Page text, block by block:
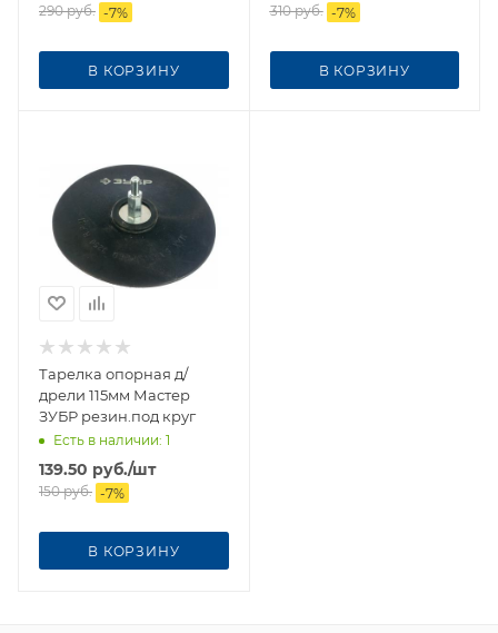
290руб. -7%
В КОРЗИНУ
310руб. -7%
В КОРЗИНУ
Тарелка опорная д/
дрели 115мм Мастер
ЗУБР резин.под круг
Есть в наличии: 1
139.50 руб./шт
150руб. -7%
В КОРЗИНУ